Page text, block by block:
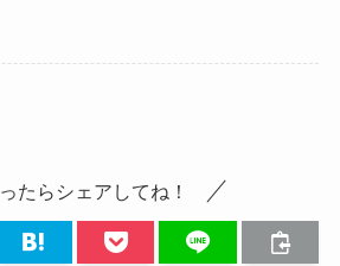
たらシェアしてね！